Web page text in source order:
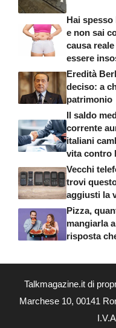
Hai
e non sai
causa
essere
Eredità
deciso: a
patrimonio
Il saldo
corrente
italiani
vita contro
Vecchi
trovi
aggiusti la
Pizza,
mangiarla
risposta
Talkmagazine.it di
Marchese 10, 00141